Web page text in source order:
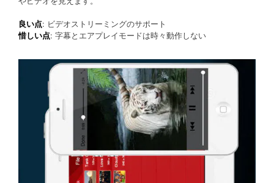
良い点: ビデオストリーミングのサポート
惜しい点: 字幕とエアプレイモードは時々動作しない